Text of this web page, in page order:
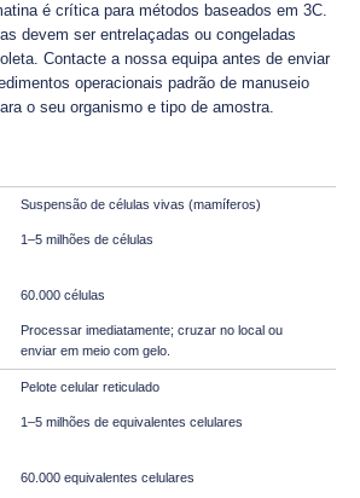
é crítica para métodos baseados em 3C.
devem ser entrelaçadas ou congeladas
Contacte a nossa equipa antes de enviar
operacionais padrão de manuseio
o seu organismo e tipo de amostra.
Suspensão de células vivas (mamíferos)
1–5 milhões de células
60.000 células
Processar imediatamente; cruzar no local ou
enviar em meio com gelo.
Pelote celular reticulado
1–5 milhões de equivalentes celulares
60.000 equivalentes celulares